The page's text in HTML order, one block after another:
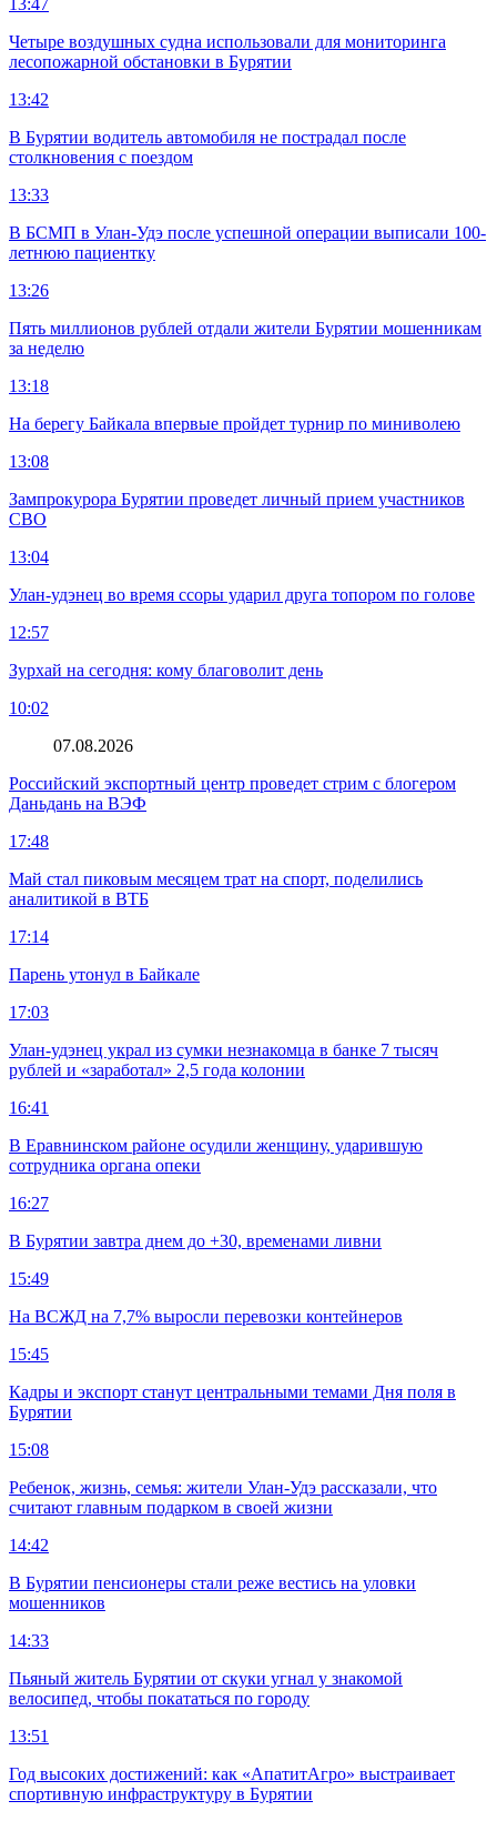
13:47
Четыре воздушных судна использовали для мониторинга
лесопожарной обстановки в Бурятии
13:42
В Бурятии водитель автомобиля не пострадал после
столкновения с поездом
13:33
В БСМП в Улан-Удэ после успешной операции выписали 100-
летнюю пациентку
13:26
Пять миллионов рублей отдали жители Бурятии мошенникам
за неделю
13:18
На берегу Байкала впервые пройдет турнир по миниволею
13:08
Зампрокурора Бурятии проведет личный прием участников
СВО
13:04
Улан-удэнец во время ссоры ударил друга топором по голове
12:57
Зурхай на сегодня: кому благоволит день
10:02
07.08.2026
Российский экспортный центр проведет стрим с блогером
Даньдань на ВЭФ
17:48
Май стал пиковым месяцем трат на спорт, поделились
аналитикой в ВТБ
17:14
Парень утонул в Байкале
17:03
Улан-удэнец украл из сумки незнакомца в банке 7 тысяч
рублей и «заработал» 2,5 года колонии
16:41
В Еравнинском районе осудили женщину, ударившую
сотрудника органа опеки
16:27
В Бурятии завтра днем до +30, временами ливни
15:49
На ВСЖД на 7,7% выросли перевозки контейнеров
15:45
Кадры и экспорт станут центральными темами Дня поля в
Бурятии
15:08
Ребенок, жизнь, семья: жители Улан-Удэ рассказали, что
считают главным подарком в своей жизни
14:42
В Бурятии пенсионеры стали реже вестись на уловки
мошенников
14:33
Пьяный житель Бурятии от скуки угнал у знакомой
велосипед, чтобы покататься по городу
13:51
Год высоких достижений: как «АпатитАгро» выстраивает
спортивную инфраструктуру в Бурятии